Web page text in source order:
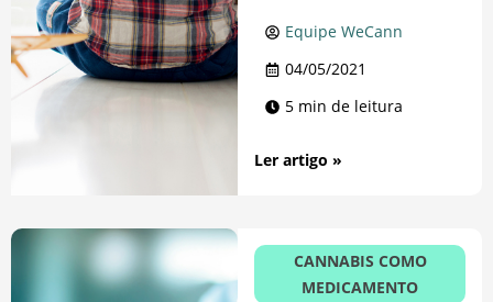
Equipe WeCann
04/05/2021
5 min de leitura
Ler artigo »
CANNABIS COMO
MEDICAMENTO